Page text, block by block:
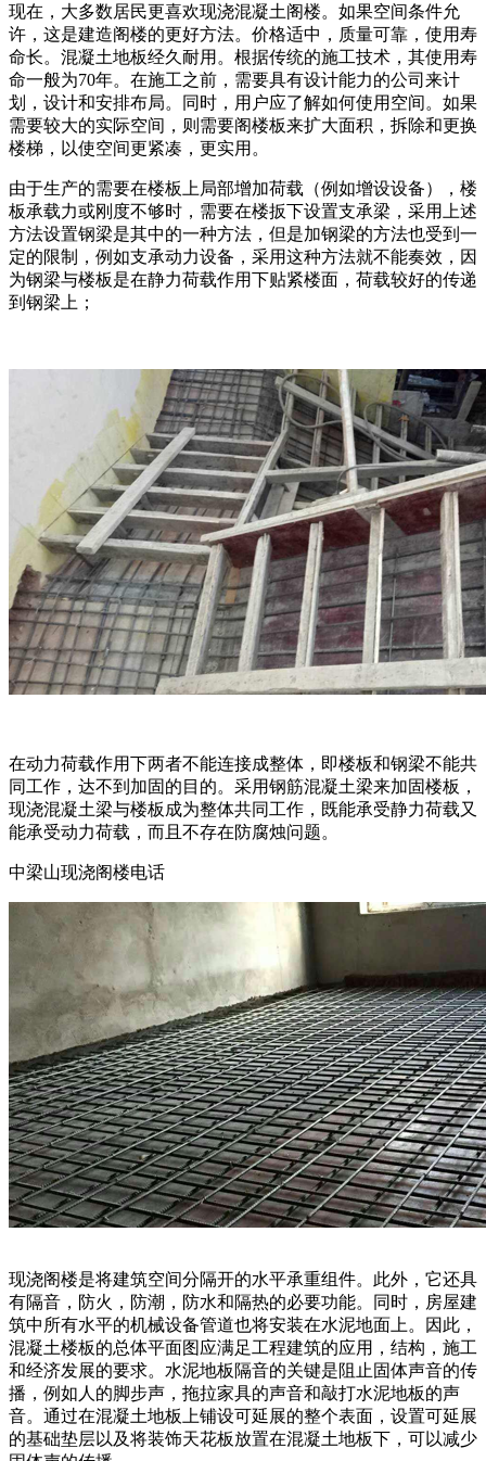
现在，大多数居民更喜欢现浇混凝土阁楼。如果空间条件允
许，这是建造阁楼的更好方法。价格适中，质量可靠，使用寿
命长。混凝土地板经久耐用。根据传统的施工技术，其使用寿
命一般为70年。在施工之前，需要具有设计能力的公司来计
划，设计和安排布局。同时，用户应了解如何使用空间。如果
需要较大的实际空间，则需要阁楼板来扩大面积，拆除和更换
楼梯，以使空间更紧凑，更实用。
由于生产的需要在楼板上局部增加荷载（例如增设设备），楼
板承载力或刚度不够时，需要在楼扳下设置支承梁，采用上述
方法设置钢梁是其中的一种方法，但是加钢梁的方法也受到一
定的限制，例如支承动力设备，采用这种方法就不能奏效，因
为钢梁与楼板是在静力荷载作用下贴紧楼面，荷载较好的传递
到钢梁上；
在动力荷载作用下两者不能连接成整体，即楼板和钢梁不能共
同工作，达不到加固的目的。采用钢筋混凝土梁来加固楼板，
现浇混凝土梁与楼板成为整体共同工作，既能承受静力荷载又
能承受动力荷载，而且不存在防腐烛问题。
中梁山现浇阁楼电话
现浇阁楼是将建筑空间分隔开的水平承重组件。此外，它还具
有隔音，防火，防潮，防水和隔热的必要功能。同时，房屋建
筑中所有水平的机械设备管道也将安装在水泥地面上。因此，
混凝土楼板的总体平面图应满足工程建筑的应用，结构，施工
和经济发展的要求。水泥地板隔音的关键是阻止固体声音的传
播，例如人的脚步声，拖拉家具的声音和敲打水泥地板的声
音。通过在混凝土地板上铺设可延展的整个表面，设置可延展
的基础垫层以及将装饰天花板放置在混凝土地板下，可以减少